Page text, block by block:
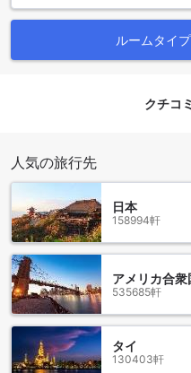
グランド パラダイス ハイウ
客の快適さを最優先に考え
テル内の公共エリアでは、
ェックイン後すぐにインタ
ことができ、滞在中のスト
さらに、全客室でも無料Wi-
り、仕事を続けたりする際
整っているのは、現代の旅
ランド パラダイス ハイウェ
適な滞在をお楽しみください
便利な駐車場施設を完備し
ホテル タイピン
グランド パラダイス ハイウ
ゲストにとって便利な駐車
した駐車スペースは、宿泊
に設計されており、ホテル
ルームタイ
クチコ
人気の旅行先
日本
158994軒
アメリカ合衆
535685軒
タイ
130403軒